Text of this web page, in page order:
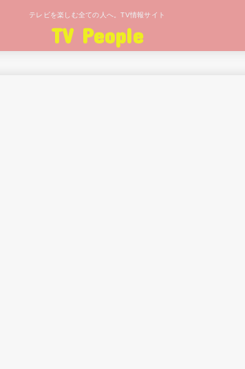
テレビを楽しむ全ての人へ。TV情報サイト
TV People